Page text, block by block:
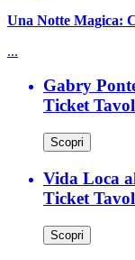
Una Notte Magica:
...
Gabry
Ticket
Scopri
Vida Loca
Ticket
Scopri